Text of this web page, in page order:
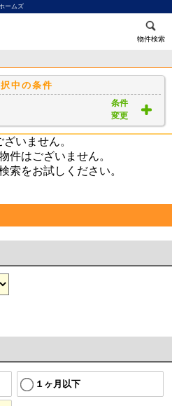
ームズ
物件検索
中の条件
条件
変更
いません。
件はございません。
索をお試しください。
１ヶ月以下